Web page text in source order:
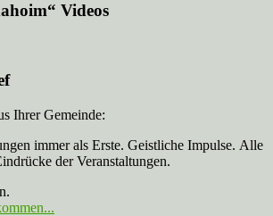
Videos
Ihrer Gemeinde:
immer als Erste. Geistliche Impulse. Alle
der Veranstaltungen.